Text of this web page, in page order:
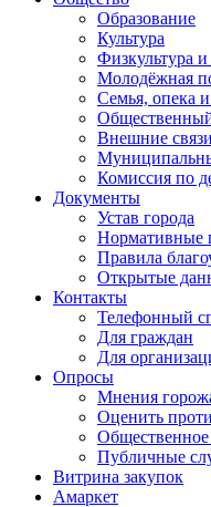
Образование
Культура
Физкультура и
Молодёжная
Семья, опека
Внешние
Комиссия по
Документы
Устав города
Нормативные
Правила
Открытые
Контакты
Телефонный
Для граждан
Для
Опросы
Мнения
Оценить
Общественное
Публичные
Витрина закупок
Амаркет